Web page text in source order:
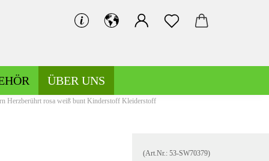
ÜBER UNS
Herzberührt rosa weiß bunt Kinderstoff Kleiderstoff
(Art.Nr.: 53-SW70379)